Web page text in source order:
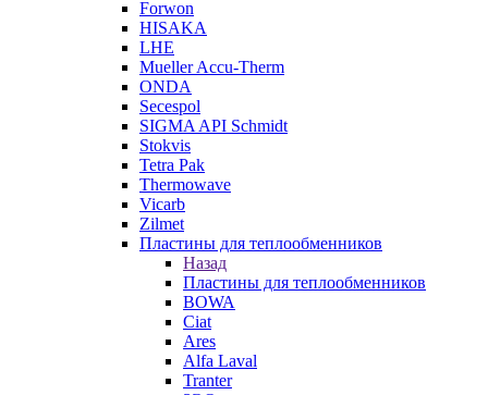
Forwon
HISAKA
LHE
Mueller Accu-Therm
ONDA
Secespol
SIGMA API Schmidt
Stokvis
Tetra Pak
Thermowave
Vicarb
Zilmet
Пластины для теплообменников
Назад
Пластины для теплообменников
BOWA
Ciat
Ares
Alfa Laval
Tranter